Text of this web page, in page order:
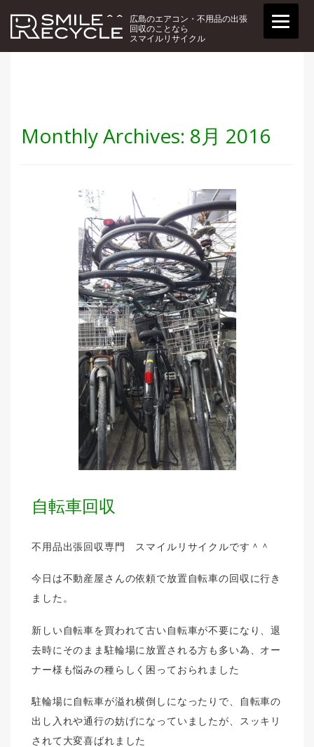
広島のエアコン・不用品の出張
回収のことなら
スマイルリサイクル
Monthly Archives: 8月 2016
自転車回収
不用品出張回収専門 スマイルリサイクルです＾＾
今日は不動産屋さんの依頼で放置自転車の回収に行き
ました。
新しい自転車を買われて古い自転車が不要になり、退
去時にそのまま駐輪場に放置される方も多い為、オー
ナー様も悩みの種らしく困っておられました
駐輪場に自転車が溢れ横倒しになったりで、自転車の
出し入れや通行の妨げになっていましたが、スッキリ
されて大変喜ばれました